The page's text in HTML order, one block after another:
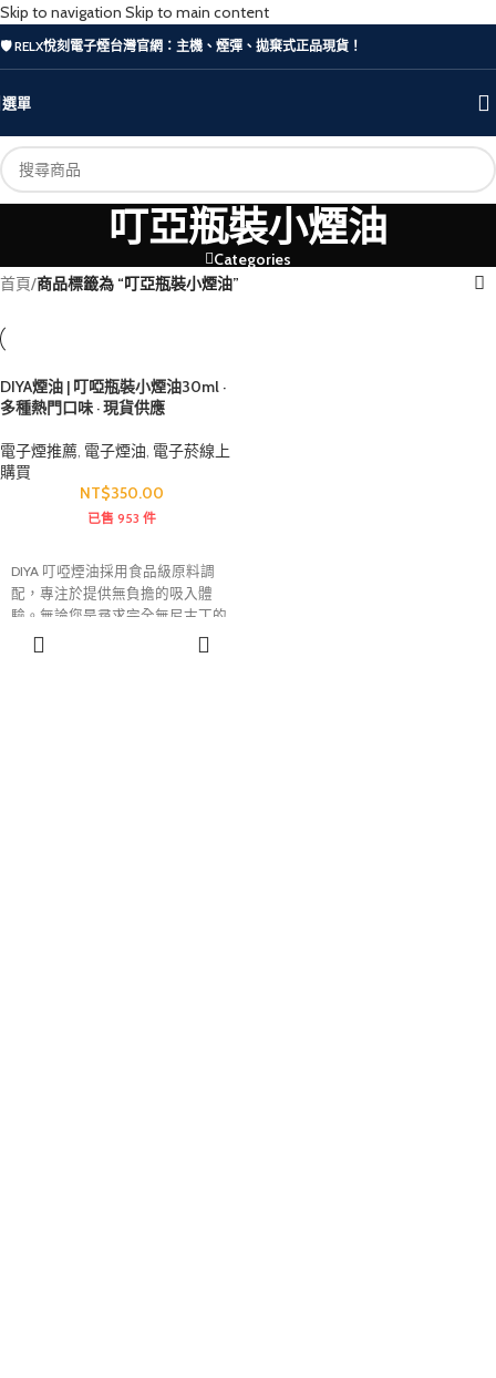
Skip to navigation Skip to main content
🛡️ RELX悅刻電子煙台灣官網：主機、煙彈、拋棄式正品現貨！
選單
叮亞瓶裝小煙油
Categories
首頁/商品標籤為 “叮亞瓶裝小煙油”
DIYA煙油 | 叮啞瓶裝小煙油30ml ·
多種熱門口味 · 現貨供應
電子煙推薦, 電子煙油, 電子菸線上
購買
NT$350.00
已售 953 件
DIYA 叮啞煙油採用食品級原料調
配，專注於提供無負擔的吸入體
驗。無論您是尋求完全無尼古丁的
純淨風味，還是渴望強烈滿足感的